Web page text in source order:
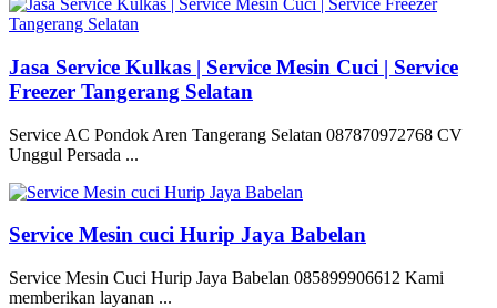
Jasa Service Kulkas | Service Mesin Cuci | Service
Freezer Tangerang Selatan
Service AC Pondok Aren Tangerang Selatan 087870972768 CV
Unggul Persada ...
Service Mesin cuci Hurip Jaya Babelan
Service Mesin Cuci Hurip Jaya Babelan 085899906612 Kami
memberikan layanan ...